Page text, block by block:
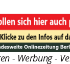
- Werbung -